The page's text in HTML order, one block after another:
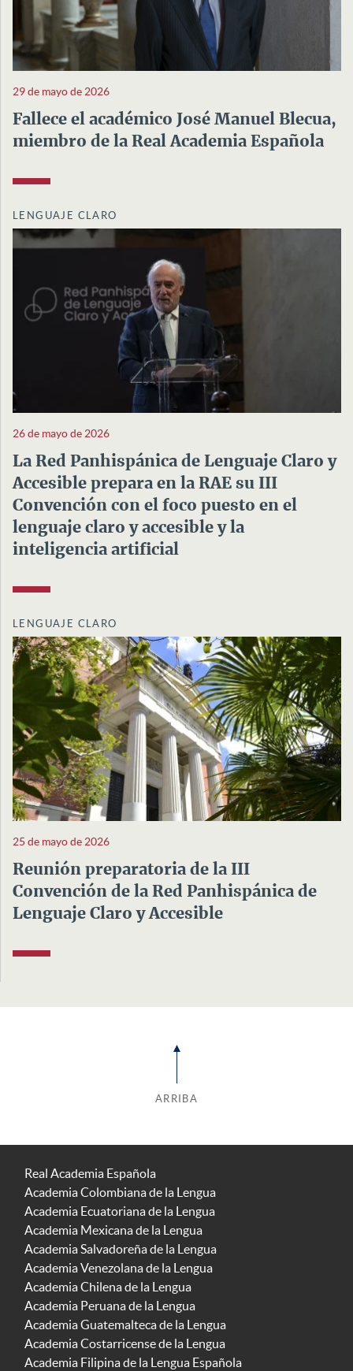
29 de mayo de 2026
Fallece el académico José Manuel Blecua,
miembro de la Real Academia Española
LENGUAJE CLARO
26 de mayo de 2026
La Red Panhispánica de Lenguaje Claro y
Accesible prepara en la RAE su III
Convención con el foco puesto en el
lenguaje claro y accesible y la
inteligencia artificial
LENGUAJE CLARO
25 de mayo de 2026
Reunión preparatoria de la III
Convención de la Red Panhispánica de
Lenguaje Claro y Accesible
ARRIBA
Real Academia Española
Academia Colombiana de la Lengua
Academia Ecuatoriana de la Lengua
Academia Mexicana de la Lengua
Academia Salvadoreña de la Lengua
Academia Venezolana de la Lengua
Academia Chilena de la Lengua
Academia Peruana de la Lengua
Academia Guatemalteca de la Lengua
Academia Costarricense de la Lengua
Academia Filipina de la Lengua Española